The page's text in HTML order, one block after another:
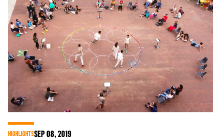
HIGHLIGHTSSEP08, 2019